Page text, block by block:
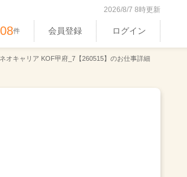
2026/8/7 8時更新
件 会員登録 ログイン
オキャリア KOF甲府_7【260515】のお仕事詳細